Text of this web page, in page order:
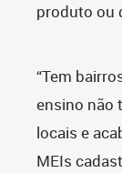
produto ou
“Tem
ensino não
locais e
MEIs